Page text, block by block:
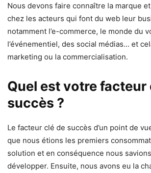
Nous devons faire connaître la marque
chez les acteurs qui font du web leur
notamment l’e-commerce, le monde du
l’événementiel, des social médias… et
marketing ou la commercialisation.
Quel est votre facteur
succès ?
Le facteur clé de succès d’un point de
que nous étions les premiers
solution et en conséquence nous
développer. Ensuite, nous avons eu la